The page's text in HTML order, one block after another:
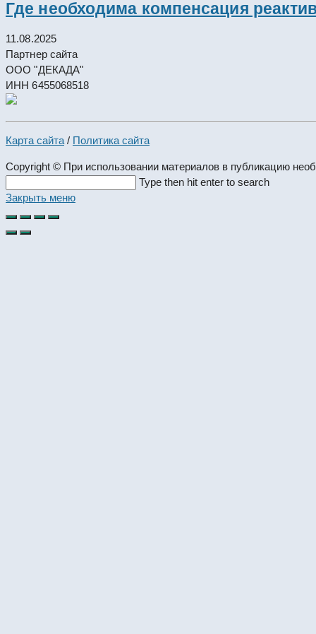
Где необходима компенсация
11.08.2025
Партнер сайта
ООО "ДЕКАДА"
ИНН 6455068518
Карта сайта / Политика сайта
Copyright © При использовании материалов в публикацию
this
website
Type then hit enter to search
Закрыть меню